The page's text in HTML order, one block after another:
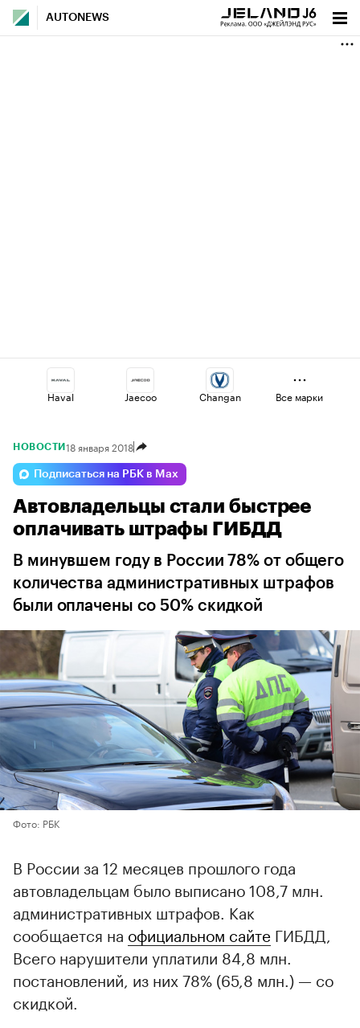
AUTONEWS
Haval Jaecoo Changan
Esteo Lada
Volga Omoda Geely
Все марки
НОВОСТИ 18 января 2018
Подписаться на РБК в Max
Автовладельцы стали быстрее
оплачивать штрафы ГИБДД
В минувшем году в России 78% от общего
количества административных штрафов
были оплачены со 50% скидкой
Фото: РБК
В России за 12 месяцев прошлого года
автовладельцам было выписано 108,7 млн.
административных штрафов. Как
сообщается на официальном сайте ГИБДД,
Всего нарушители уплатили 84,8 млн.
постановлений, из них 78% (65,8 млн.) — со
скидкой.